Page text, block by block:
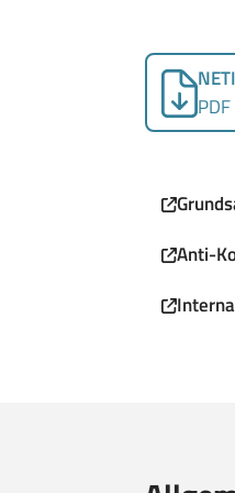
Anti-